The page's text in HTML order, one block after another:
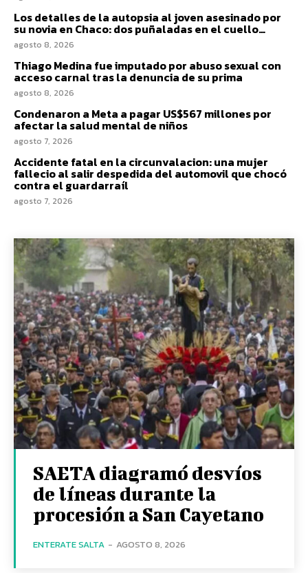
Los detalles de la autopsia al joven asesinado por
su novia en Chaco: dos puñaladas en el cuello…
agosto 8, 2026
Thiago Medina fue imputado por abuso sexual con
acceso carnal tras la denuncia de su prima
agosto 8, 2026
Condenaron a Meta a pagar US$567 millones por
afectar la salud mental de niños
agosto 7, 2026
Accidente fatal en la circunvalacion: una mujer
fallecio al salir despedida del automovil que chocó
contra el guardarraíl
agosto 7, 2026
SAETA diagramó desvíos
de líneas durante la
procesión a San Cayetano
ENTERATE SALTA - AGOSTO 8, 2026